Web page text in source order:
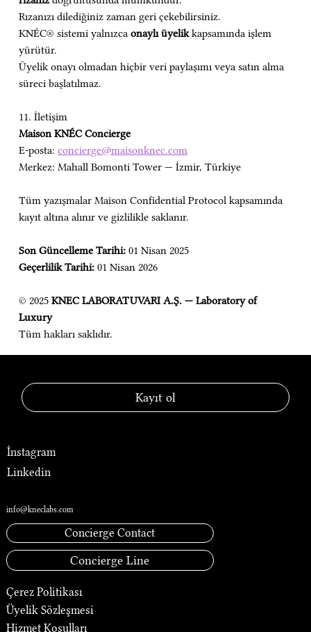
Rızanızı dilediğiniz zaman geri çekebilirsiniz.
KNÉC® sistemi yalnızca onaylı üyelik kapsamında işlem
yürütür.
Üyelik onayı olmadan hiçbir veri paylaşımı veya satın alma
süreci başlatılmaz.
11. İletişim
Maison KNÉC Concierge
E-posta: concierge@maisonknec.com
Merkez: Mahall Bomonti Tower — İzmir, Türkiye
Tüm yazışmalar Maison Confidential Protocol kapsamında
kayıt altına alınır ve gizlilikle saklanır.
Son Güncelleme Tarihi: 01 Nisan 2025
Geçerlilik Tarihi: 01 Nisan 2026
© 2025 KNEC LABORATUVARI A.Ş. — Laboratory of
Luxury
Tüm hakları saklıdır.
Kayıt ol
İnstagram
Linkedin
info@kneclabs.com
Concierge Contact
Concierge Line
Çerez Politikası
Üyelik Sözleşmesi
Hizmet Koşulları